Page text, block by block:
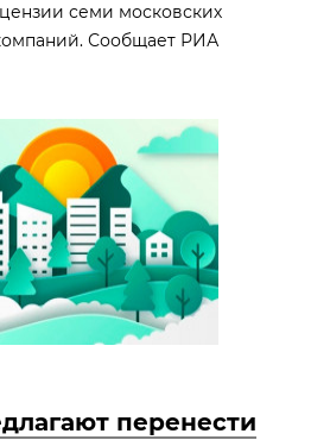
семи московских
Сообщает РИА
перенести